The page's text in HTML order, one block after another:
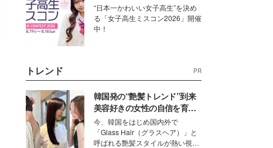
“日本一かわいい女子高生”を決め
る「女子高生ミスコン2026」開催
中！
トレンド PR
韓国発の“艶髪トレンド”到来
美容好きの女性の自信を育む
「ヘアケア事情」って？
今、韓国をはじめ国内外で
「Glass Hair（グラスヘア）」と
呼ばれる艶髪スタイルが熱い視線